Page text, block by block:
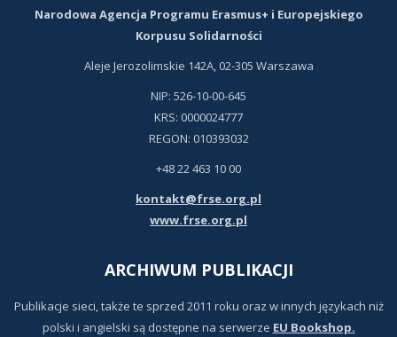
Narodowa Agencja Programu Erasmus+ i Europejskiego
Korpusu Solidarności
Aleje Jerozolimskie 142A, 02-305 Warszawa
NIP: 526-10-00-645
KRS: 0000024777
REGON: 010393032
+48 22 463 10 00
kontakt@frse.org.pl
www.frse.org.pl
ARCHIWUM PUBLIKACJI
Publikacje sieci, także te sprzed 2011 roku oraz w innych językach niż
polski i angielski są dostępne na serwerze EU Bookshop.